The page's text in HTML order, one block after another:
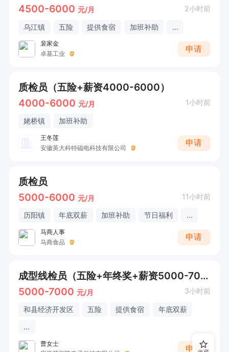
4500-6000 元/月 2小时前
乌江镇 五险 提供食宿 加班补助 ...
裴家金
卓基工业
申请
质检员（五险+薪资4000-6000）
4000-6000 元/月 1小时前
姥桥镇 加班补助
王冬莲
安徽英大科特磁电科技有限公司
申请
质检员
5000-6000 元/月 11小时前
历阳镇 年底双薪 加班补助 节日福利 ...
马商人事
马商食品
申请
成型线检员（五险+年终奖+薪资5000-7000）
5000-7000 元/月 3小时前
和县经济开发区 五险 提供食宿
年底双薪
...
曹女士
申请